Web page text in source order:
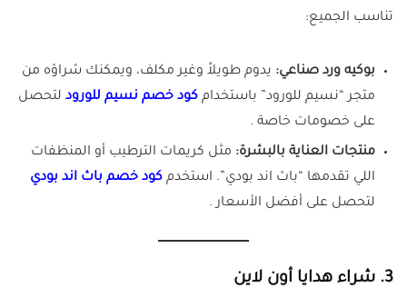
تناسب الجميع:
بوكيه ورد صناعي: يدوم طويلاً وغير مكلف، ويمكنك شراؤه من
متجر “نسيم للورود” باستخدام كود خصم نسيم للورود لتحصل
على خصومات خاصة .
منتجات العناية بالبشرة: مثل كريمات الترطيب أو المنظفات
اللي تقدمها “باث اند بودي”. استخدم كود خصم باث اند بودي
لتحصل على أفضل الأسعار .
3. شراء هدايا أون لاين